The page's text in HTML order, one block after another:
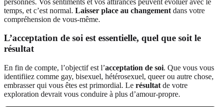
temps, et c’est normal. Laisser place au changement dans votre
compréhension de vous-même.
L’acceptation de soi est essentielle, quel que soit le
résultat
En fin de compte, l’objectif est l’acceptation de soi. Que vous vous
identifiiez comme gay, bisexuel, hétérosexuel, queer ou autre chose,
embrasser qui vous êtes est primordial. Le résultat de votre
exploration devrait vous conduire à plus d’amour-propre.